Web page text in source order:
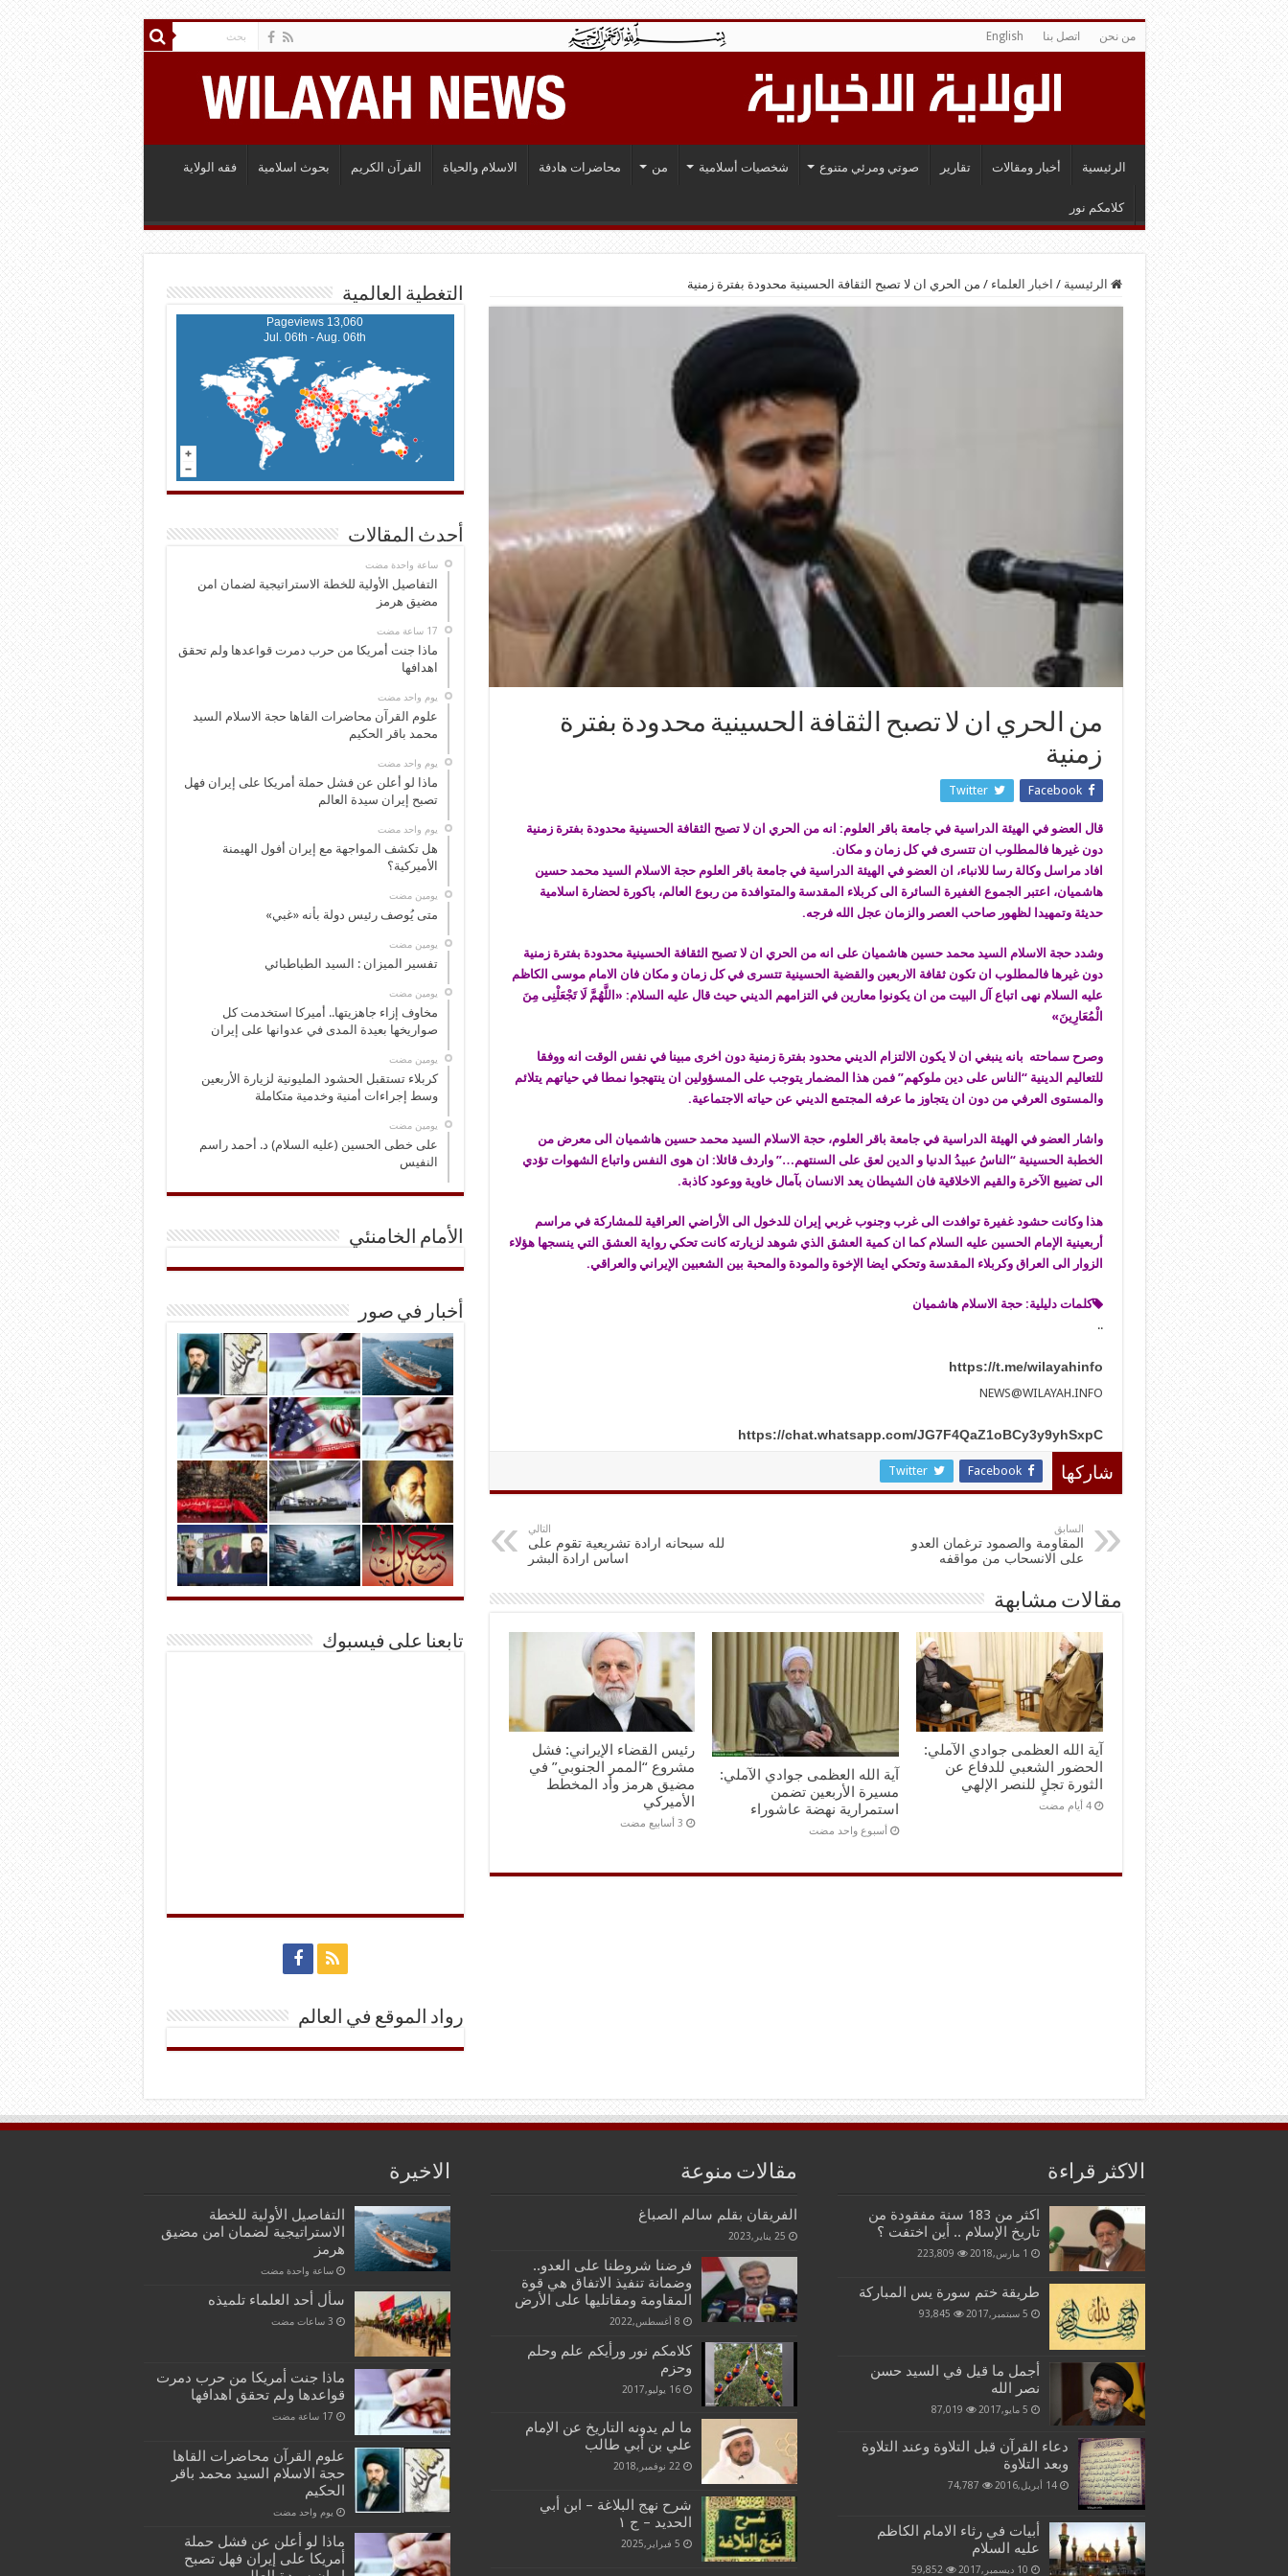
من نحن اتصل بنا English
الرئيسية أخبار ومقالات تقارير صوتي ومرئي متنوع شخصيات أسلامية من محاضرات هادفة الاسلام والحياة القرآن الكريم بحوث اسلامية فقه الولاية
كلامكم نور
الرئيسية / اخبار العلماء / من الحري ان لا تصبح الثقافة الحسينية محدودة بفترة زمنية
من الحري ان لا تصبح الثقافة الحسينية محدودة بفترة
زمنية
Facebook
Twitter
قال العضو في الهيئة الدراسية في جامعة باقر العلوم: انه من الحري ان لا تصبح الثقافة الحسينية محدودة بفترة زمنية
دون غيرها فالمطلوب ان تتسرى في كل زمان و مكان.
افاد مراسل وكالة رسا للانباء، ان العضو في الهيئة الدراسية في جامعة باقر العلوم حجة ‌الاسلام السید محمد حسین
هاشمیان، اعتبر الجموع الغفيرة السائرة الى كربلاء المقدسة والمتوافدة من ربوع العالم، باكورة لحضارة اسلامية
حديثة وتمهيدا لظهور صاحب العصر والزمان عجل الله فرجه.
وشدد حجة ‌الاسلام السید محمد حسین هاشمیان على انه من الحري ان لا تصبح الثقافة الحسينية محدودة بفترة زمنية
دون غيرها فالمطلوب ان تكون ثقافة الاربعين والقضية الحسينية تتسرى في كل زمان و مكان فان الامام موسى الكاظم
عليه السلام نهى اتباع آل البيت من ان يكونوا معارين في التزامهم الديني حيث قال علیه السلام: «اللَّهُمَّ لَا تَجْعَلْنِی مِنَ
الْمُعَارِینَ»
وصرح سماحته بانه ينبغي ان لا یکون الالتزام الديني محدود بفترة زمنية دون اخرى مبينا في نفس الوقت انه ووفقا
للتعاليم الدينية “الناس على دين ملوكهم” فمن هذا المضمار يتوجب على المسؤولين ان ينتهجوا نمطا في حياتهم یتلائم
والمستوى العرفي من دون ان يتجاوز ما عرفه المجتمع الديني عن حیاته الاجتماعیة.
واشار العضو في الهيئة الدراسية في جامعة باقر العلوم، حجة ‌الاسلام السید محمد حسین هاشمیان الى معرض من
الخطبة الحسينية “الناسُ عبیدُ الدنیا و الدین لعق علی السنتهم…” واردف قائلا: ان هوى النفس واتباع الشهوات تؤدي
الى تضييع الآخرة والقيم الاخلاقية فان الشيطان يعد الانسان بآمال خاوية ووعود كاذبة.
هذا وكانت حشود غفيرة توافدت الى غرب وجنوب غربي إيران للدخول الى الأراضي العراقية للمشاركة في مراسم
أربعينية الإمام الحسين عليه السلام كما ان كمية العشق الذي شوهد لزيارته كانت تحكي رواية العشق التي ينسجها هؤلاء
الزوار الى العراق وكربلاء المقدسة وتحكي ايضا الإخوة والمودة والمحبة بين الشعبين الإيراني والعراقي.
کلمات دلیلیة:حجة ‌الاسلام هاشمیان
..
https://t.me/wilayahinfo
NEWS@WILAYAH.INFO
https://chat.whatsapp.com/JG7F4QaZ1oBCy3y9yhSxpC
شاركها Facebook
Twitter
السابق
المقاومة والصمود ترغمان العدو
على الانسحاب من مواقفه
التالي
لله سبحانه ارادة تشريعية تقوم على
اساس ارادة البشر
مقالات مشابهة
آية الله العظمى جوادي الآملي:
الحضور الشعبي للدفاع عن
الثورة تجلٍ للنصر الإلهي
‏4 أيام مضت
آية الله العظمى جوادي الآملي:
مسيرة الأربعين تضمن
استمرارية نهضة عاشوراء
‏أسبوع واحد مضت
رئيس القضاء الإيراني: فشل
مشروع “الممر الجنوبي” في
مضيق هرمز وأد المخطط
الأميركي
التغطية العالمية
13,060 Pageviews
Jul. 06th - Aug. 06th
أحدث المقالات
‏ساعة واحدة مضت
التفاصيل الأولية للخطة الاستراتيجية لضمان امن
مضيق هرمز
ماذا جنت أمريكا من حرب دمرت قواعدها ولم تحقق
اهدافها
‏يوم واحد مضت
علوم القرآن محاضرات القاها حجة الاسلام السيد
محمد باقر الحكيم
‏يوم واحد مضت
ماذا لو أعلن عن فشل حملة أمريكا على إيران فهل
تصبح إيران سيدة العالم
‏يوم واحد مضت
هل تكشف المواجهة مع إيران أفول الهيمنة
الأميركية؟
‏يومين مضت
متى يُوصف رئيس دولة بأنه «غبي»
‏يومين مضت
تفسير الميزان : السيد الطباطبائي
‏يومين مضت
مخاوف إزاء جاهزيتها.. أميركا استخدمت كل
صواريخها بعيدة المدى في عدوانها على إيران
‏يومين مضت
كربلاء تستقبل الحشود المليونية لزيارة الأربعين
وسط إجراءات أمنية وخدمية متكاملة
‏يومين مضت
على خطى الحسين (عليه السلام) د. أحمد راسم
النفيس
الأمام الخامنئي
أخبار في صور
تابعنا على فيسبوك
رواد الموقع في العالم
الاكثر قراءة
اكثر من 183 سنة مفقودة من
تاريخ الإسلام .. أين اختفت ؟
1 مارس,2018 223,809
طريقة ختم سورة يس المباركة
5 سبتمبر,2017 93,845
أجمل ما قيل في السيد حسن
نصر الله
5 مايو,2017 87,019
دعاء القرآن قبل التلاوة وعند التلاوة
وبعد التلاوة
14 أبريل,2016 74,787
أبيات في رثاء الامام الكاظم
عليه السلام
10 ديسمبر,2017 59,852
مقالات منوعة
الفريقان بقلم سالم الصباغ
25 يناير,2023
فرضنا شروطنا على العدو..
وضمانة تنفيذ الاتفاق هي قوة
المقاومة ومقاتليها على الأرض
8 أغسطس,2022
كلامكم نور ورأيكم علم وحلم
وحزم
16 يوليو,2017
ما لم يدونه التاريخ عن الإمام
علي بن أبي طالب
22 نوفمبر,2018
شرح نهج البلاغة – ابن أبي
الحديد – ج ١
5 فبراير,2025
الاخيرة
التفاصيل الأولية للخطة
الاستراتيجية لضمان امن مضيق
هرمز
‏ساعة واحدة مضت
سأل أحد العلماء تلميذه
ماذا جنت أمريكا من حرب دمرت
قواعدها ولم تحقق اهدافها
علوم القرآن محاضرات القاها
حجة الاسلام السيد محمد باقر
الحكيم
‏يوم واحد مضت
ماذا لو أعلن عن فشل حملة
أمريكا على إيران فهل تصبح